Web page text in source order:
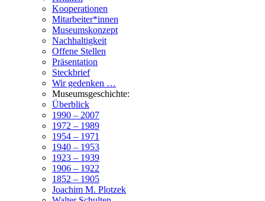
Kooperationen
Mitarbeiter*innen
Museumskonzept
Nachhaltigkeit
Offene Stellen
Präsentation
Steckbrief
Wir gedenken …
Museumsgeschichte:
Überblick
1990 – 2007
1972 – 1989
1954 – 1971
1940 – 1953
1923 – 1939
1906 – 1922
1852 – 1905
Joachim M. Plotzek